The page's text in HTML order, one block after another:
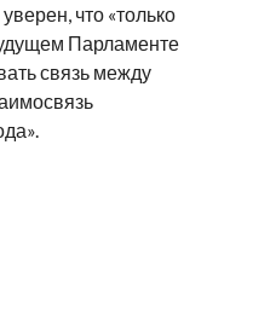
что «только
Парламенте
связь между